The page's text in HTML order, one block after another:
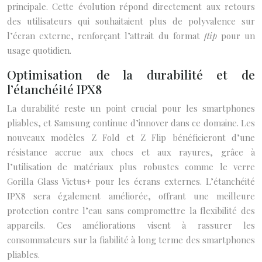
principale. Cette évolution répond directement aux retours
des utilisateurs qui souhaitaient plus de polyvalence sur
l’écran externe, renforçant l’attrait du format flip pour un
usage quotidien.
Optimisation de la durabilité et de
l’étanchéité IPX8
La durabilité reste un point crucial pour les smartphones
pliables, et Samsung continue d’innover dans ce domaine. Les
nouveaux modèles Z Fold et Z Flip bénéficieront d’une
résistance accrue aux chocs et aux rayures, grâce à
l’utilisation de matériaux plus robustes comme le verre
Gorilla Glass Victus+ pour les écrans externes. L’étanchéité
IPX8 sera également améliorée, offrant une meilleure
protection contre l’eau sans compromettre la flexibilité des
appareils. Ces améliorations visent à rassurer les
consommateurs sur la fiabilité à long terme des smartphones
pliables.